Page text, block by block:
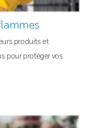
produits et
pour protéger vos